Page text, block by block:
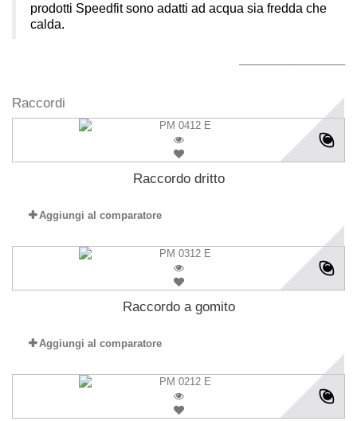
prodotti Speedfit sono adatti ad acqua sia fredda che
calda.
Raccordi
Raccordo dritto
Aggiungi al comparatore
Raccordo a gomito
Aggiungi al comparatore